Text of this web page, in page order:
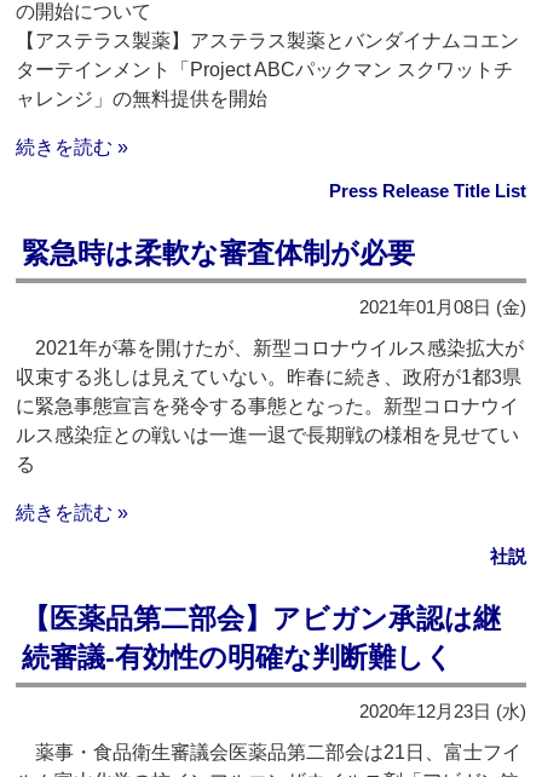
の開始について
【アステラス製薬】アステラス製薬とバンダイナムコエン
ターテインメント「Project ABCパックマン スクワットチ
ャレンジ」の無料提供を開始
続きを読む »
Press Release Title List
緊急時は柔軟な審査体制が必要
2021年01月08日 (金)
2021年が幕を開けたが、新型コロナウイルス感染拡大が
収束する兆しは見えていない。昨春に続き、政府が1都3県
に緊急事態宣言を発令する事態となった。新型コロナウイ
ルス感染症との戦いは一進一退で長期戦の様相を見せてい
る
続きを読む »
社説
【医薬品第二部会】アビガン承認は継
続審議‐有効性の明確な判断難しく
2020年12月23日 (水)
薬事・食品衛生審議会医薬品第二部会は21日、富士フイ